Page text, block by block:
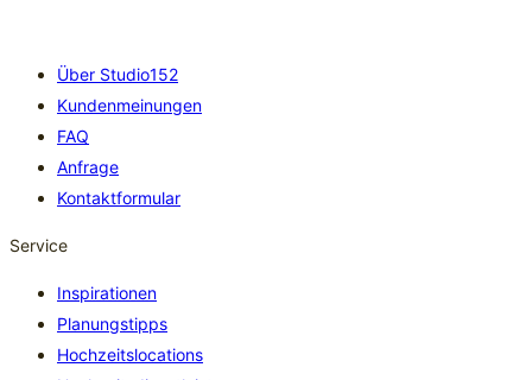
Über Studio152
Kundenmeinungen
FAQ
Anfrage
Kontaktformular
Service
Inspirationen
Planungstipps
Hochzeitslocations